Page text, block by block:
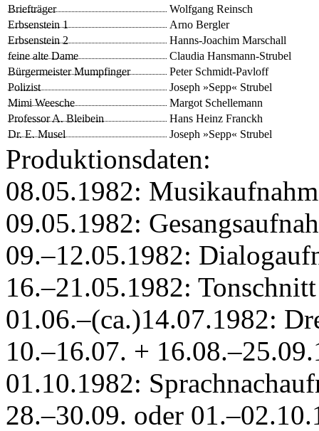
Briefträger
Wolfgang Reinsch
Erbsenstein 1
Arno Bergler
Erbsenstein 2
Hanns-Joachim Marschall
feine alte Dame
Claudia Hansmann-Strubel
Bürgermeister Mumpfinger
Peter Schmidt-Pavloff
Polizist
Joseph »Sepp« Strubel
Mimi Weesche
Margot Schellemann
Professor A. Bleibein
Hans Heinz Franckh
Dr. E. Musel
Joseph »Sepp« Strubel
Produktionsdaten:
08.05.1982:
09.05.1982:
09.–12.05.1982:
16.–21.05.1982:
01.06.–(ca.)14.07.1982:
10.–16.07. +
01.10.1982:
28.–30.09. oder